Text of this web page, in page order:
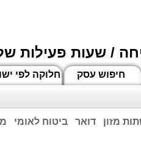
/ שעות פעילות
חלוקה לפי חיפוש עסק
ביטוח לאומי דואר מזון